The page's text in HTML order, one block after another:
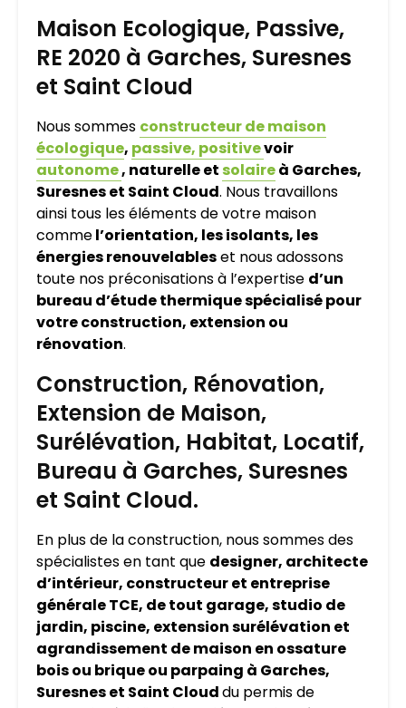
Maison Ecologique, Passive,
RE 2020 à Garches, Suresnes
et Saint Cloud
Nous sommes constructeur de maison
écologique, passive, positivevoir
autonome, naturelle et solaireà Garches,
Suresnes et Saint Cloud. Nous travaillons
ainsi tous les éléments de votre maison
commel’orientation, les isolants, les
énergies renouvelableset nous adossons
toute nos préconisations à l’expertise d’un
bureau d’étude thermique spécialisé pour
votre construction, extension ou
rénovation.
Construction, Rénovation,
Extension de Maison,
Surélévation, Habitat, Locatif,
Bureau à Garches, Suresnes
et Saint Cloud.
En plus de la construction, nous sommes des
spécialistes en tant que designer, architecte
d’intérieur, constructeur et entreprise
générale TCE, de tout garage, studio de
jardin, piscine, extension surélévation et
agrandissement de maison en ossature
bois ou brique ou parpaing à Garches,
Suresnes et Saint Clouddu permis de